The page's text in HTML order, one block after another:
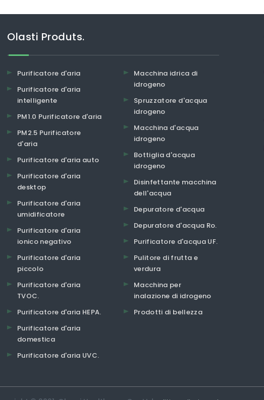
Olasti Produts.
Purificatore d'aria
Purificatore d'aria
intelligente
PM1.0 Purificatore d'aria
PM2.5 Purificatore
d'aria
Purificatore d'aria auto
Purificatore d'aria
desktop
Purificatore d'aria
umidificatore
Purificatore d'aria
ionico negativo
Purificatore d'aria
piccolo
Purificatore d'aria
TVOC.
Purificatore d'aria HEPA.
Purificatore d'aria
domestica
Purificatore d'aria UVC.
Macchina idrica di
idrogeno
Spruzzatore d'acqua
idrogeno
Macchina d'acqua
idrogeno
Bottiglia d'acqua
idrogeno
Disinfettante macchina
dell'acqua
Depuratore d'acqua
Depuratore d'acqua Ro.
Purificatore d'acqua UF.
Pulitore di frutta e
verdura
Macchina per
inalazione di idrogeno
Prodotti di bellezza